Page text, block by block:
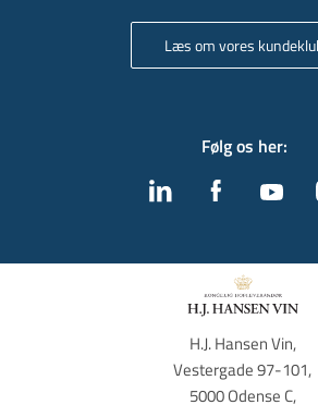
Læs om vores
Følg os her:
H.J. Hansen Vin,
Vestergade 97-101,
5000 Odense C,